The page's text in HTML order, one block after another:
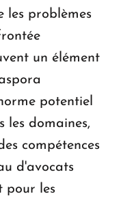
les problèmes
un élément
potentiel
les domaines,
compétences
d'avocats
pour les